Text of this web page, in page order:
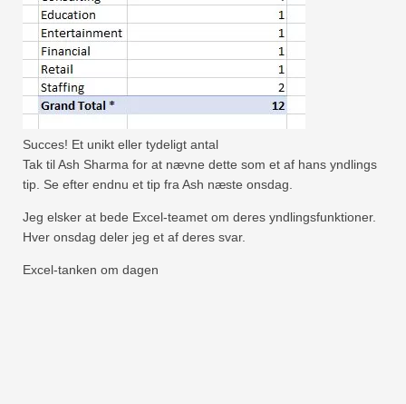
Succes! Et unikt eller tydeligt antal
Tak til Ash Sharma for at nævne dette som et af hans yndlings
tip. Se efter endnu et tip fra Ash næste onsdag.
Jeg elsker at bede Excel-teamet om deres yndlingsfunktioner.
Hver onsdag deler jeg et af deres svar.
Excel-tanken om dagen